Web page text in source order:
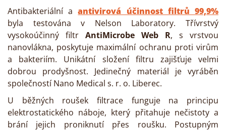
Antibakteriální aantivirová účinnost filtrů 99,9%
byla testována v Nelson Laboratory. Třívrstvý
vysokoúčinný filtr AntiMicrobe Web R, s vrstvou
nanovlákna, poskytuje maximální ochranu proti virům
a bakteriím. Unikátní složení filtru zajišťuje velmi
dobrou prodyšnost. Jedinečný materiál je vyráběn
společností Nano Medical s. r. o. Liberec.
U běžných roušek filtrace funguje na principu
elektrostatického náboje, který přitahuje nečistoty a
brání jejich proniknutí přes roušku. Postupným